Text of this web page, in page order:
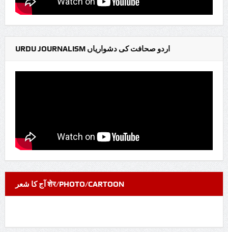
URDU JOURNALISM اردو صحافت کی دشواریاں
آج کا شعر शेर/PHOTO/CARTOON